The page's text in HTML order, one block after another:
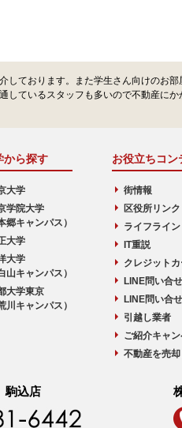
ております。また学生さん向けのお
ているスタッフも多いので不動産に
から探す
大学
学院大学
郷キャンパス）
大学
大学
山キャンパス）
大学東京
川キャンパス）
お役立ちコン
街情報
区役所リンク
ライフライン
IT重説
クレジット
LINE問い合
LINE問い合
引越し業者
ご紹介キャ
不動産を売
駒込店